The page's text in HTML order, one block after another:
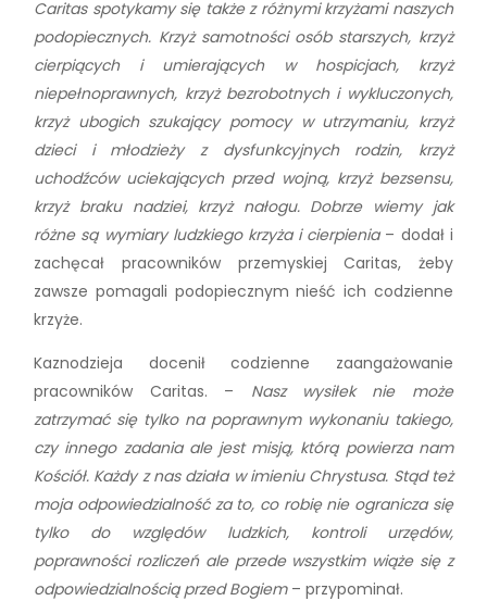
Caritas spotykamy się także z różnymi krzyżami naszych
podopiecznych. Krzyż samotności osób starszych, krzyż
cierpiących i umierających w hospicjach, krzyż
niepełnoprawnych, krzyż bezrobotnych i wykluczonych,
krzyż ubogich szukający pomocy w utrzymaniu, krzyż
dzieci i młodzieży z dysfunkcyjnych rodzin, krzyż
uchodźców uciekających przed wojną, krzyż bezsensu,
krzyż braku nadziei, krzyż nałogu. Dobrze wiemy jak
różne są wymiary ludzkiego krzyża i cierpienia– dodał i
zachęcał pracowników przemyskiej Caritas, żeby
zawsze pomagali podopiecznym nieść ich codzienne
krzyże.
Kaznodzieja docenił codzienne zaangażowanie
pracowników Caritas. – Nasz wysiłek nie może
zatrzymać się tylko na poprawnym wykonaniu takiego,
czy innego zadania ale jest misją, którą powierza nam
Kościół. Każdy z nas działa w imieniu Chrystusa. Stąd też
moja odpowiedzialność za to, co robię nie ogranicza się
tylko do względów ludzkich, kontroli urzędów,
poprawności rozliczeń ale przede wszystkim wiąże się z
odpowiedzialnością przed Bogiem– przypominał.